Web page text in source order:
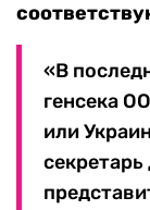
«В
генсека
или